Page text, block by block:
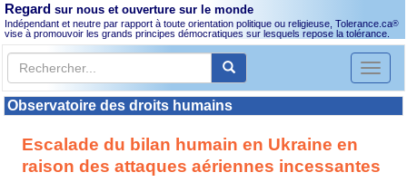
Regard sur nous et ouverture sur le monde
Indépendant et neutre par rapport à toute orientation politique ou religieuse, Tolerance.ca®
vise à promouvoir les grands principes démocratiques sur lesquels repose la tolérance.
Toggle
Observatoire des droits humains
Escalade du bilan humain en Ukraine en
raison des attaques aériennes incessantes